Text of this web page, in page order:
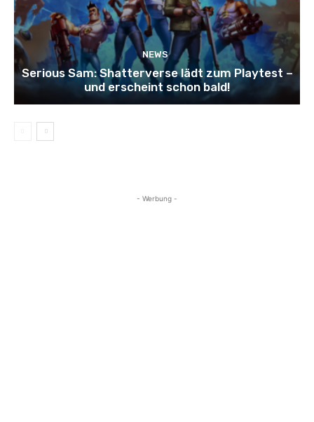
NEWS
Serious Sam: Shatterverse lädt zum Playtest –
und erscheint schon bald!
- Werbung -